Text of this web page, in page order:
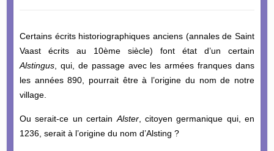
Certains écrits historiographiques anciens (annales de Saint
Vaast écrits au 10ème siècle) font état d’un certain
Alstingus, qui, de passage avec les armées franques dans
les années 890, pourrait être à l’origine du nom de notre
village.
Ou serait-ce un certain Alster, citoyen germanique qui, en
1236, serait à l’origine du nom d’Alsting ?